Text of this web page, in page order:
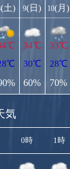
(土) 9(日)
34℃
30℃
60%
10(月)
33℃
28℃
70%
気
0時 1時